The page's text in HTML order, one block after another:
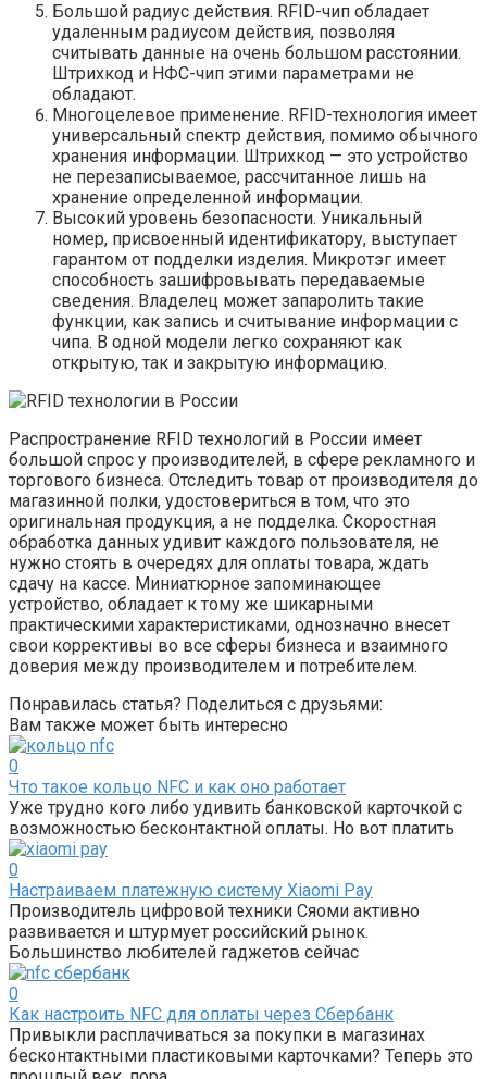
Большой радиус действия. RFID-чип обладает
удаленным радиусом действия, позволяя
считывать данные на очень большом расстоянии.
Штрихкод и НФС-чип этими параметрами не
обладают.
Многоцелевое применение. RFID-технология имеет
универсальный спектр действия, помимо обычного
хранения информации. Штрихкод — это устройство
не перезаписываемое, рассчитанное лишь на
хранение определенной информации.
Высокий уровень безопасности. Уникальный
номер, присвоенный идентификатору, выступает
гарантом от подделки изделия. Микротэг имеет
способность зашифровывать передаваемые
сведения. Владелец может запаролить такие
функции, как запись и считывание информации с
чипа. В одной модели легко сохраняют как
открытую, так и закрытую информацию.
Распространение RFID технологий в России имеет
большой спрос у производителей, в сфере рекламного и
торгового бизнеса. Отследить товар от производителя до
магазинной полки, удостовериться в том, что это
оригинальная продукция, а не подделка. Скоростная
обработка данных удивит каждого пользователя, не
нужно стоять в очередях для оплаты товара, ждать
сдачу на кассе. Миниатюрное запоминающее
устройство, обладает к тому же шикарными
практическими характеристиками, однозначно внесет
свои коррективы во все сферы бизнеса и взаимного
доверия между производителем и потребителем.
Понравилась статья? Поделиться с друзьями:
Вам также может быть интересно
0
Что такое кольцо NFC и как оно работает
Уже трудно кого либо удивить банковской карточкой с
возможностью бесконтактной оплаты. Но вот платить
0
Настраиваем платежную систему Xiaomi Pay
Производитель цифровой техники Сяоми активно
развивается и штурмует российский рынок.
Большинство любителей гаджетов сейчас
0
Как настроить NFC для оплаты через Сбербанк
Привыкли расплачиваться за покупки в магазинах
бесконтактными пластиковыми карточками? Теперь это